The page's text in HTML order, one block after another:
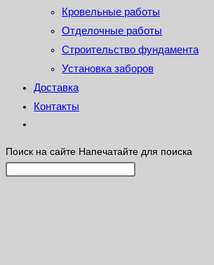
Кровельные работы
Отделочные работы
Строительство фундамента
Установка заборов
Доставка
Контакты
Поиск на сайте Напечатайте для поиска